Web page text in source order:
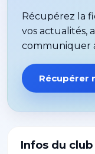
Infos du club
Récupérez la
vos actualités,
communiquer
Récupérer